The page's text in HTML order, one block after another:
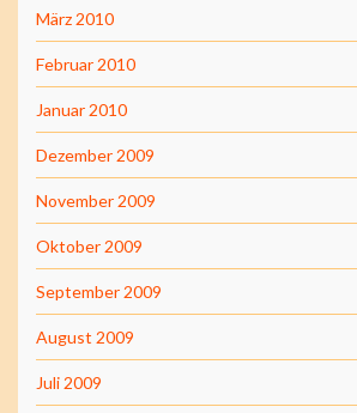
März 2010
Februar 2010
Januar 2010
Dezember 2009
November 2009
Oktober 2009
September 2009
August 2009
Juli 2009